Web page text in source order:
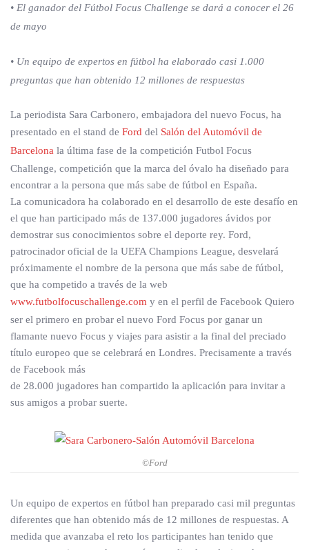
• El ganador del Fútbol Focus Challenge se dará a conocer el 26
de mayo
• Un equipo de expertos en fútbol ha elaborado casi 1.000
preguntas que han obtenido 12 millones de respuestas
La periodista Sara Carbonero, embajadora del nuevo Focus, ha
presentado en el stand de Ford del Salón del Automóvil de
Barcelona la última fase de la competición Futbol Focus
Challenge, competición que la marca del óvalo ha diseñado para
encontrar a la persona que más sabe de fútbol en España.
La comunicadora ha colaborado en el desarrollo de este desafío en
el que han participado más de 137.000 jugadores ávidos por
demostrar sus conocimientos sobre el deporte rey. Ford,
patrocinador oficial de la UEFA Champions League, desvelará
próximamente el nombre de la persona que más sabe de fútbol,
que ha competido a través de la web
www.futbolfocuschallenge.com y en el perfil de Facebook Quiero
ser el primero en probar el nuevo Ford Focus por ganar un
flamante nuevo Focus y viajes para asistir a la final del preciado
título europeo que se celebrará en Londres. Precisamente a través
de Facebook más
de 28.000 jugadores han compartido la aplicación para invitar a
sus amigos a probar suerte.
©Ford
Un equipo de expertos en fútbol han preparado casi mil preguntas
diferentes que han obtenido más de 12 millones de respuestas. A
medida que avanzaba el reto los participantes han tenido que